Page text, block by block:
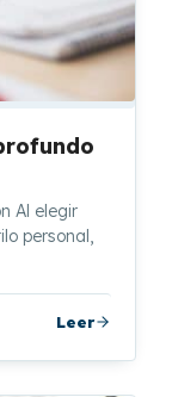
Al elegir
personal,
Leer